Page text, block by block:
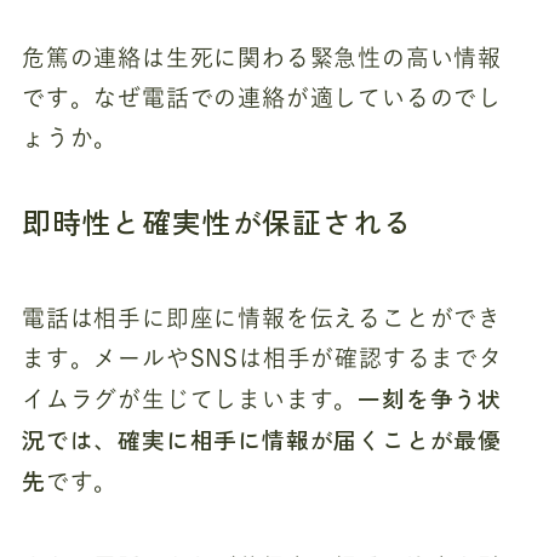
危篤の連絡は生死に関わる緊急性の高い情報
です。なぜ電話での連絡が適しているのでし
ょうか。
即時性と確実性が保証される
電話は相手に即座に情報を伝えることができ
ます。メールやSNSは相手が確認するまでタ
イムラグが生じてしまいます。 一刻を争う状
況では、確実に相手に情報が届くことが最優
先 です。